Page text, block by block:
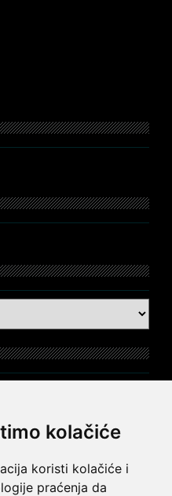
kolačiće
koristi kolačiće i
praćenja da